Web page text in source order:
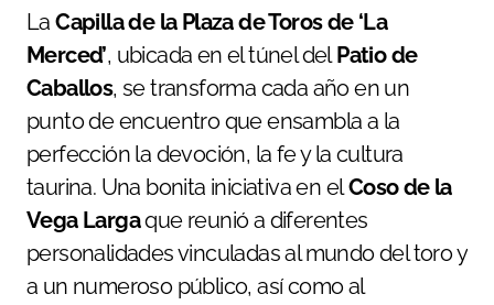
LaCapilla de la Plaza de Toros de ‘La
Merced’, ubicada en el túnel delPatio de
Caballos, se transforma cada año en un
punto de encuentro que ensambla a la
perfección la devoción, la fe y la cultura
taurina. Una bonita iniciativa en elCoso de la
Vega Largaque reunió a diferentes
personalidades vinculadas al mundo del toro y
a un numeroso público, así como al